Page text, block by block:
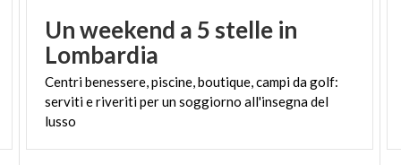
Un weekend a 5 stelle in
Lombardia
Centri benessere, piscine, boutique, campi da golf:
serviti e riveriti per un soggiorno all'insegna del
lusso